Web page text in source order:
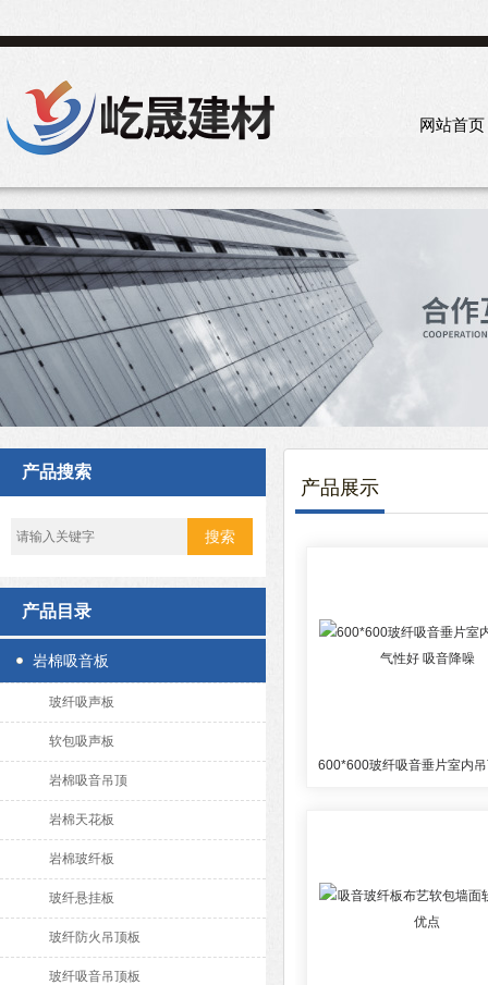
网站首页
产品搜索
产品目录
岩棉吸音板
玻纤吸声板
软包吸声板
岩棉吸音吊顶
岩棉天花板
岩棉玻纤板
玻纤悬挂板
玻纤防火吊顶板
玻纤吸音吊顶板
产品展示